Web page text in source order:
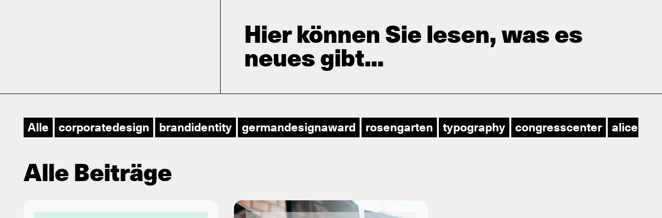
Hier können Sie lesen, was es
neues gibt...
Alle corporatedesign brandidentity germandesignaward rosengarten typography congresscenter
Alle Beiträge